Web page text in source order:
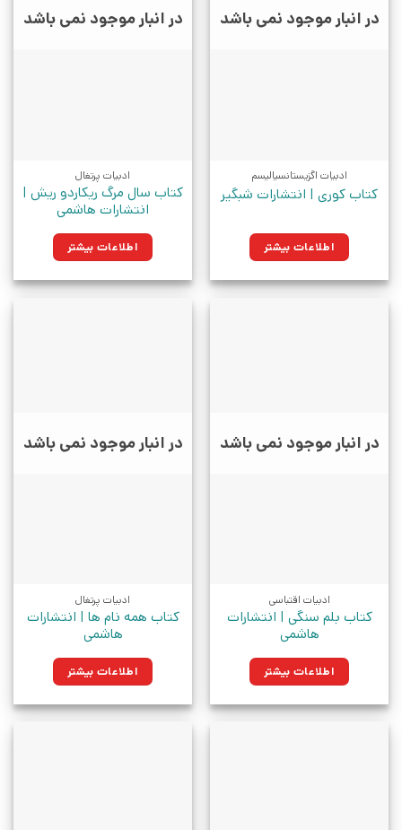
در انبار موجود نمی باشد
ادبیات اگزیستانسیالیسم
کتاب کوری | انتشارات شبگیر
اطلاعات بیشتر
در انبار موجود نمی باشد
ادبیات پرتغال
کتاب سال مرگ ریکاردو ریش |
انتشارات هاشمی
اطلاعات بیشتر
در انبار موجود نمی باشد
ادبیات اقتباسی
کتاب بلم سنگی | انتشارات
هاشمی
اطلاعات بیشتر
در انبار موجود نمی باشد
ادبیات پرتغال
کتاب همه نام ها | انتشارات
هاشمی
اطلاعات بیشتر